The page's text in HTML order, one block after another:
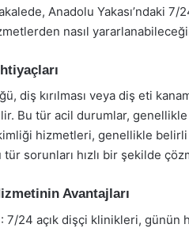
Anadolu Yakası’ndaki
nasıl
diş kırılması veya diş eti
Bu tür acil durumlar,
hizmetleri, genellikle belirli
sorunları hızlı bir şekilde
Avantajları
24 açık dişçi klinikleri, günün